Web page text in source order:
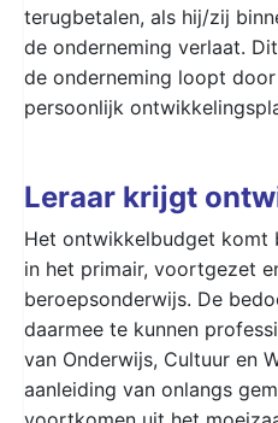
terugbetalen, als hij/zij
de onderneming verlaat.
de onderneming loopt
persoonlijk
Leraar krijgt
Het ontwikkelbudget komt
in het primair, voortgezet
beroepsonderwijs. De
daarmee te kunnen
van Onderwijs, Cultuur en
aanleiding van onlangs